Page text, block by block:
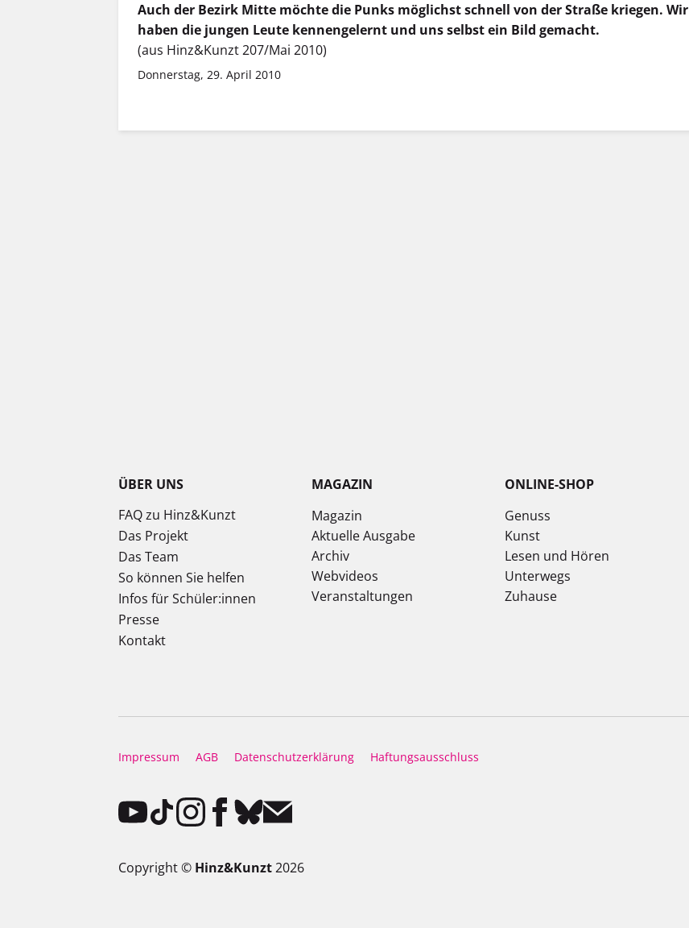
Auch der Bezirk Mitte möchte die Punks möglichst schnell von der Straße kriegen. Wir
haben die jungen Leute kennengelernt und uns selbst ein Bild gemacht.
(aus Hinz&Kunzt 207/Mai 2010)
Donnerstag, 29. April 2010
ÜBER UNS
FAQ zu Hinz&Kunzt
Das Projekt
Das Team
So können Sie helfen
Infos für Schüler:innen
Presse
Kontakt
MAGAZIN
Magazin
Aktuelle Ausgabe
Archiv
Webvideos
Veranstaltungen
ONLINE-SHOP
Genuss
Kunst
Lesen und Hören
Unterwegs
Zuhause
Impressum AGB Datenschutzerklärung Haftungsausschluss
Copyright © Hinz&Kunzt2026